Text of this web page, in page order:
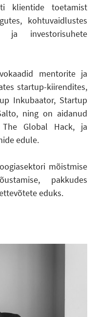
klientide toetamist
kohtuvaidlustes
ja investorisuhete
mentorite ja
startup-kiirendites,
Inkubaator, Startup
ning on aidanud
Global Hack, ja
edule.
mõistmise
pakkudes
eduks.